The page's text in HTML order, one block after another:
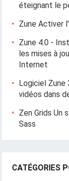
éteignant le
Zune Activer
Zune 4.0 -
les mises à
Internet
Logiciel Zune
vidéos dans
Zen Grids Un
Sass
CATÉGORIES